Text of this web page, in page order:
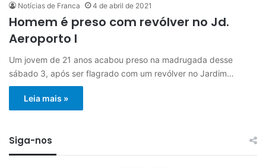
Notícias de Franca 4 de abril de 2021
Homem é preso com revólver no Jd.
Aeroporto I
Um jovem de 21 anos acabou preso na madrugada desse
sábado 3, após ser flagrado com um revólver no Jardim…
Leia mais »
Siga-nos